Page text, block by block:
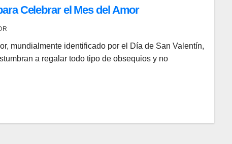
Celebrar el Mes del Amor
mundialmente identificado por el Día de San Valentín,
a regalar todo tipo de obsequios y no